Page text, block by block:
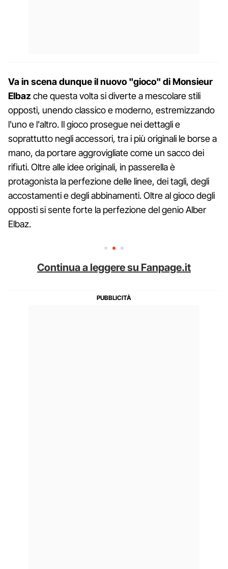
Va in scena dunque il nuovo "gioco" di Monsieur
Elbaz che questa volta si diverte a mescolare stili
opposti, unendo classico e moderno, estremizzando
l'uno e l'altro. Il gioco prosegue nei dettagli e
soprattutto negli accessori, tra i più originali le borse a
mano, da portare aggrovigliate come un sacco dei
rifiuti. Oltre alle idee originali, in passerella è
protagonista la perfezione delle linee, dei tagli, degli
accostamenti e degli abbinamenti. Oltre al gioco degli
opposti si sente forte la perfezione del genio Alber
Elbaz.
Continua a leggere su Fanpage.it